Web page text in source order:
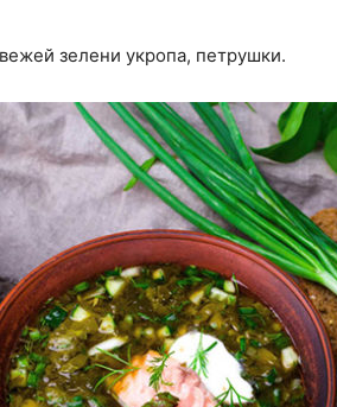
зелени укропа, петрушки.